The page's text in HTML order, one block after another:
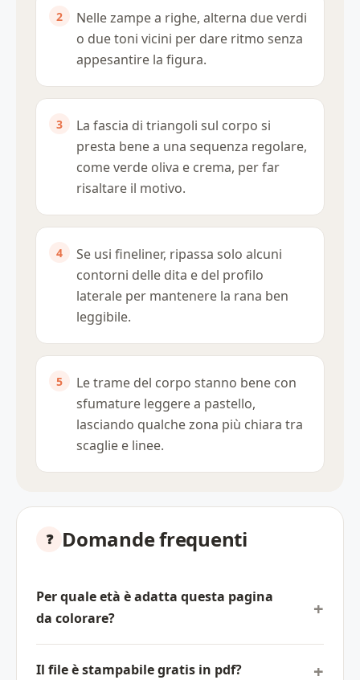
Nelle zampe a righe, alterna due verdi
o due toni vicini per dare ritmo senza
appesantire la figura.
La fascia di triangoli sul corpo si
presta bene a una sequenza regolare,
come verde oliva e crema, per far
risaltare il motivo.
Se usi fineliner, ripassa solo alcuni
contorni delle dita e del profilo
laterale per mantenere la rana ben
leggibile.
Le trame del corpo stanno bene con
sfumature leggere a pastello,
lasciando qualche zona più chiara tra
scaglie e linee.
Domande frequenti
Per quale età è adatta questa pagina
da colorare?
Il file è stampabile gratis in pdf?